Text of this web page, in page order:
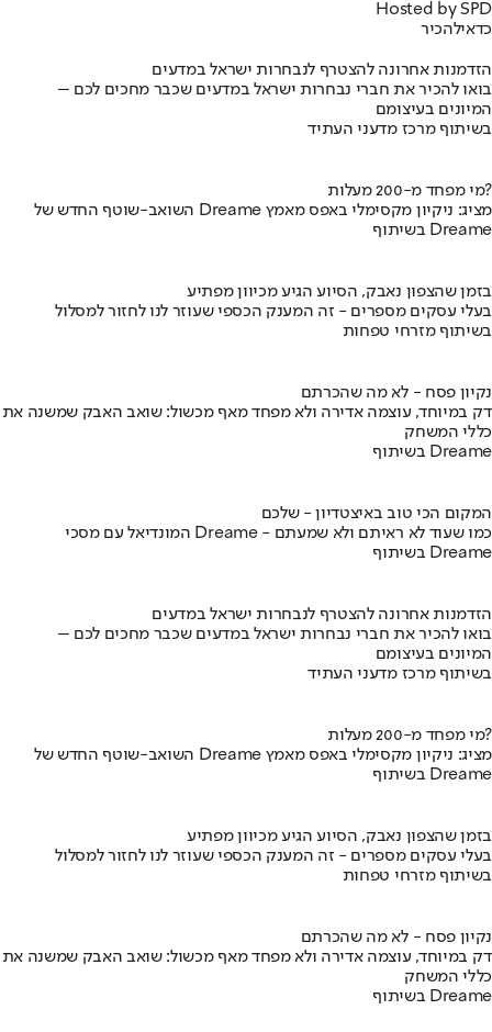
Hosted by SPD
כדאילהכיר
הזדמנות אחרונה להצטרף לנבחרות ישראל במדעים
בואו להכיר את חברי נבחרות ישראל במדעים שכבר מחכים לכם –
המיונים בעיצומם
בשיתוף מרכז מדעני העתיד
מי מפחד מ-200 מעלות?
השואב-שוטף החדש של Dreame מציג: ניקיון מקסימלי באפס מאמץ
בשיתוף Dreame
בזמן שהצפון נאבק, הסיוע הגיע מכיוון מפתיע
בעלי עסקים מספרים - זה המענק הכספי שעוזר לנו לחזור למסלול
בשיתוף מזרחי טפחות
נקיון פסח - לא מה שהכרתם
דק במיוחד, עוצמה אדירה ולא מפחד מאף מכשול: שואב האבק שמשנה את
כללי המשחק
בשיתוף Dreame
המקום הכי טוב באיצטדיון - שלכם
המונדיאל עם מסכי Dreame - כמו שעוד לא ראיתם ולא שמעתם
בשיתוף Dreame
הזדמנות אחרונה להצטרף לנבחרות ישראל במדעים
בואו להכיר את חברי נבחרות ישראל במדעים שכבר מחכים לכם –
המיונים בעיצומם
בשיתוף מרכז מדעני העתיד
מי מפחד מ-200 מעלות?
השואב-שוטף החדש של Dreame מציג: ניקיון מקסימלי באפס מאמץ
בשיתוף Dreame
בזמן שהצפון נאבק, הסיוע הגיע מכיוון מפתיע
בעלי עסקים מספרים - זה המענק הכספי שעוזר לנו לחזור למסלול
בשיתוף מזרחי טפחות
נקיון פסח - לא מה שהכרתם
דק במיוחד, עוצמה אדירה ולא מפחד מאף מכשול: שואב האבק שמשנה את
כללי המשחק
בשיתוף Dreame